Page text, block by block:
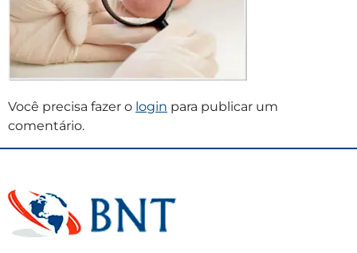
Você precisa fazer o login para publicar um
comentário.